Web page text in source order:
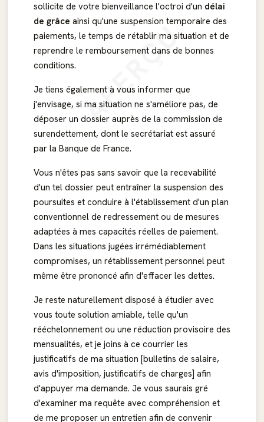
APERÇU
sollicite de votre bienveillance l'octroi d'un délai
de grâce ainsi qu'une suspension temporaire des
paiements, le temps de rétablir ma situation et de
reprendre le remboursement dans de bonnes
conditions.
Je tiens également à vous informer que
j'envisage, si ma situation ne s'améliore pas, de
déposer un dossier auprès de la commission de
surendettement, dont le secrétariat est assuré
par la Banque de France.
Vous n'êtes pas sans savoir que la recevabilité
d'un tel dossier peut entraîner la suspension des
poursuites et conduire à l'établissement d'un plan
conventionnel de redressement ou de mesures
adaptées à mes capacités réelles de paiement.
Dans les situations jugées irrémédiablement
compromises, un rétablissement personnel peut
même être prononcé afin d'effacer les dettes.
Je reste naturellement disposé à étudier avec
vous toute solution amiable, telle qu'un
rééchelonnement ou une réduction provisoire des
mensualités, et je joins à ce courrier les
justificatifs de ma situation [bulletins de salaire,
avis d'imposition, justificatifs de charges] afin
d'appuyer ma demande. Je vous saurais gré
d'examiner ma requête avec compréhension et
de me proposer un entretien afin de convenir